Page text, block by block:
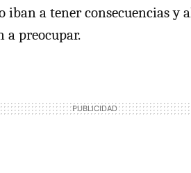
iban a tener consecuencias y
a preocupar.